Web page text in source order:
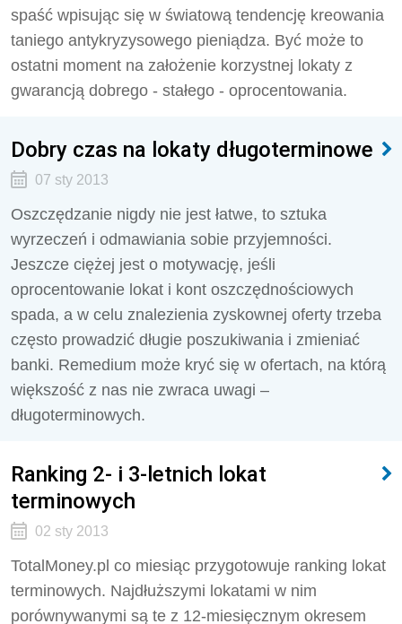
spaść wpisując się w światową tendencję kreowania
taniego antykryzysowego pieniądza. Być może to
ostatni moment na założenie korzystnej lokaty z
gwarancją dobrego - stałego - oprocentowania.
Dobry czas na lokaty długoterminowe
07 sty 2013
Oszczędzanie nigdy nie jest łatwe, to sztuka
wyrzeczeń i odmawiania sobie przyjemności.
Jeszcze ciężej jest o motywację, jeśli
oprocentowanie lokat i kont oszczędnościowych
spada, a w celu znalezienia zyskownej oferty trzeba
często prowadzić długie poszukiwania i zmieniać
banki. Remedium może kryć się w ofertach, na którą
większość z nas nie zwraca uwagi –
długoterminowych.
Ranking 2- i 3-letnich lokat
terminowych
02 sty 2013
TotalMoney.pl co miesiąc przygotowuje ranking lokat
terminowych. Najdłuższymi lokatami w nim
porównywanymi są te z 12-miesięcznym okresem